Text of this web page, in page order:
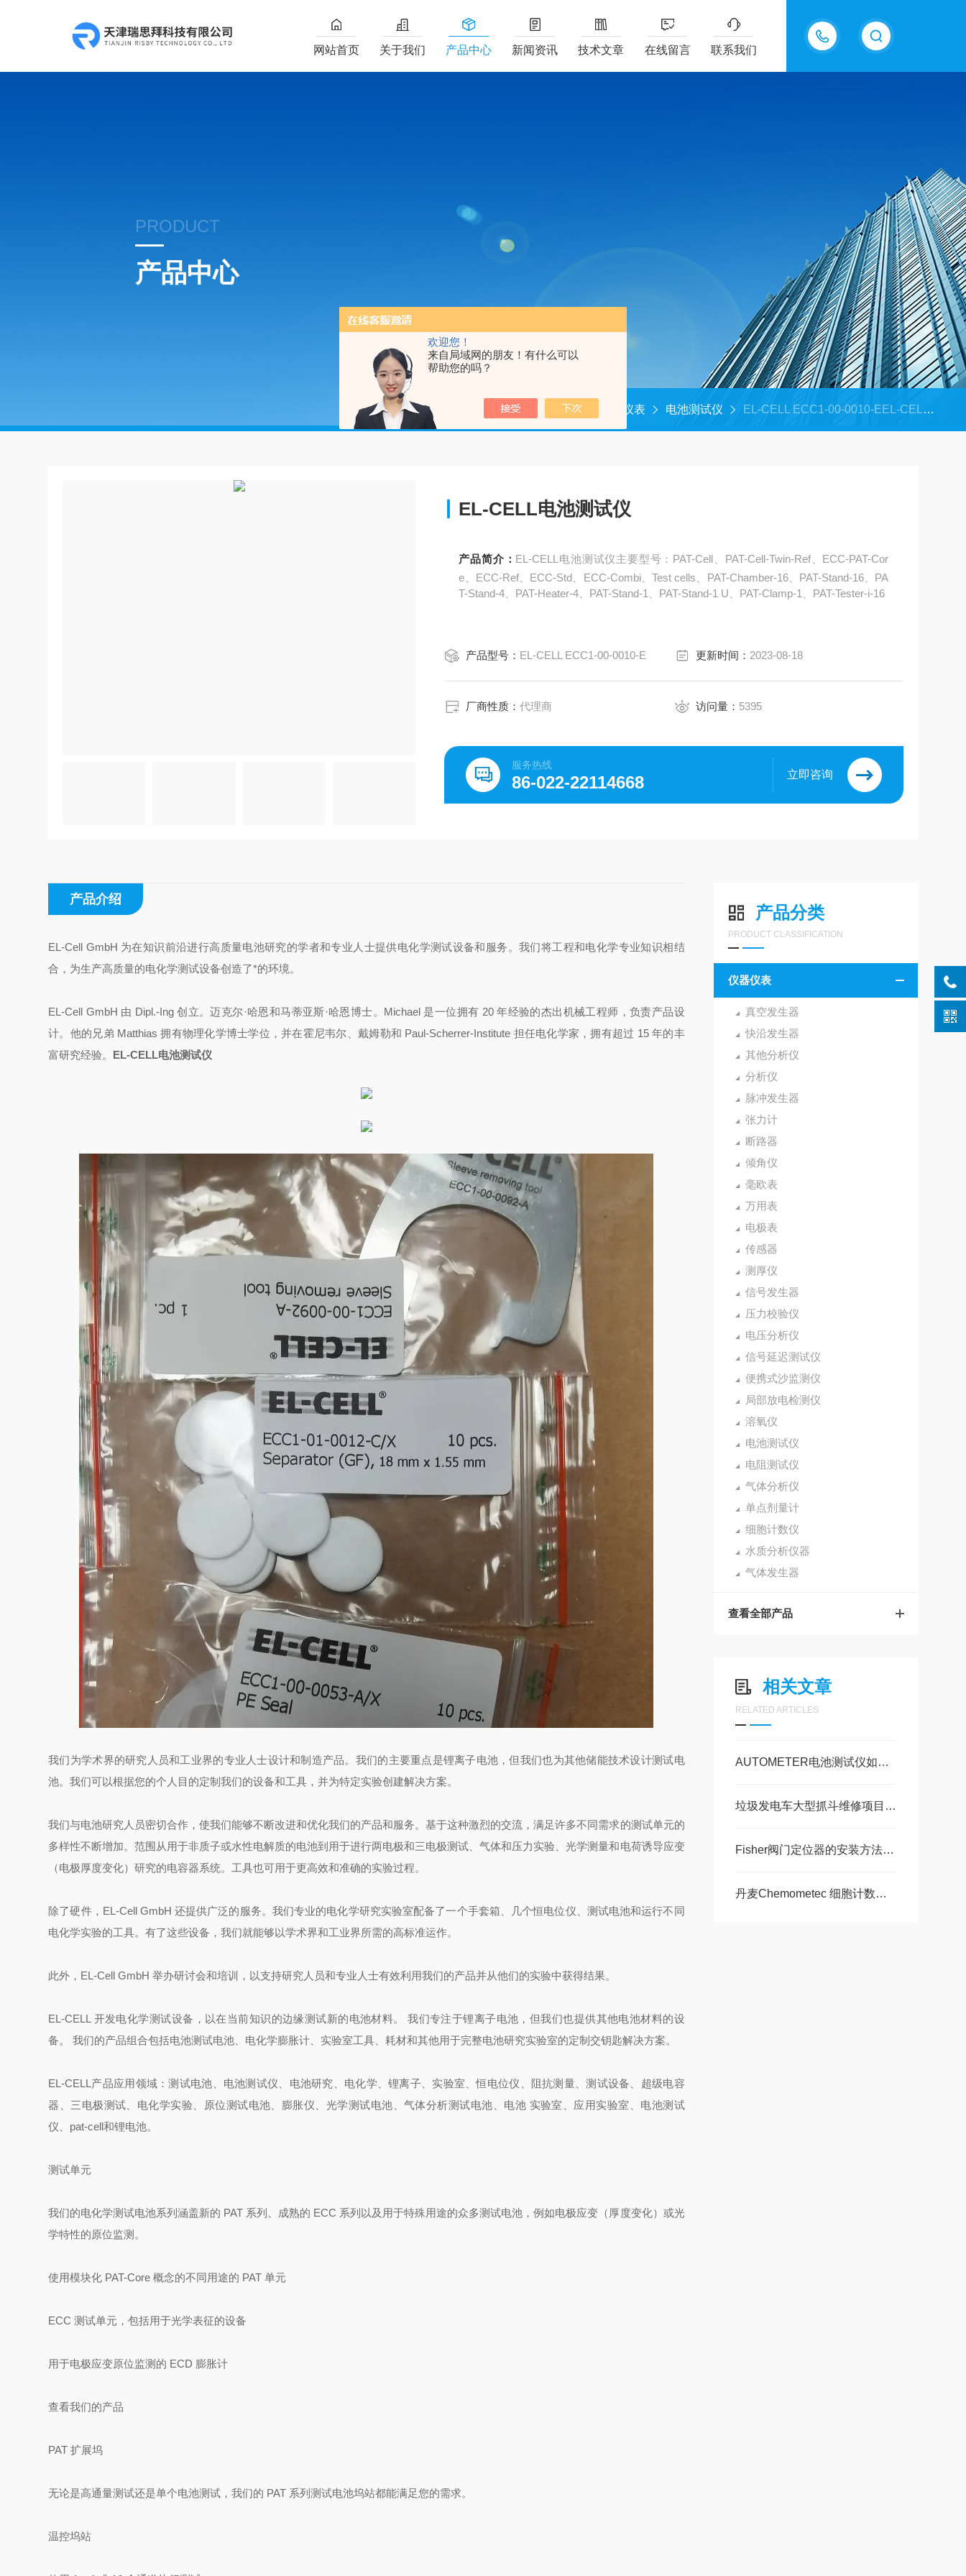
欢迎您！
来自局域网的朋友！有什么可以
帮助您的吗？
18202625585
网站首页 关于我们 产品中心 新闻资讯 技术文章 在线留言 联系我们
PRODUCT
产品中心
首页 产品中心 仪器仪表 电池测试仪 EL-CELL ECC1-00-0010-EEL-CELL电池测试仪
EL-CELL电池测试仪
产品简介： EL-CELL电池测试仪主要型号：PAT-Cell、PAT-Cell-Twin-Ref、ECC-PAT-Cor
e、ECC-Ref、ECC-Std、ECC-Combi、Test cells、PAT-Chamber-16、PAT-Stand-16、PA
T-Stand-4、PAT-Heater-4、PAT-Stand-1、PAT-Stand-1 U、PAT-Clamp-1、PAT-Tester-i-16
产品型号： EL-CELL ECC1-00-0010-E 更新时间： 2023-08-18
厂商性质：代理商 访问量： 5395
服务热线
86-022-22114668 立即咨询
产品分类
PRODUCT CLASSIFICATION
仪器仪表
真空发生器
快沿发生器
其他分析仪
分析仪
脉冲发生器
张力计
断路器
倾角仪
毫欧表
万用表
电极表
传感器
测厚仪
信号发生器
压力校验仪
电压分析仪
信号延迟测试仪
便携式沙监测仪
局部放电检测仪
溶氧仪
电池测试仪
电阻测试仪
气体分析仪
单点剂量计
细胞计数仪
水质分析仪器
气体发生器
查看全部产品
相关文章
RELATED ARTICLES
AUTOMETER电池测试仪如何测量电池的电压？
垃圾发电车大型抓斗维修项目现场视频案例
Fisher阀门定位器的安装方法是怎样的？
丹麦Chemometec 细胞计数仪的耗材在细胞计数过程中的使用
产品介绍
EL-Cell GmbH 为在知识前沿进行高质量电池研究的学者和专业人士提供电化学测试设备和服务。我们将工程和电化学专业知识相结
合，为生产高质量的电化学测试设备创造了*的环境。
EL-Cell GmbH 由 Dipl.-Ing 创立。迈克尔·哈恩和马蒂亚斯·哈恩博士。Michael 是一位拥有 20 年经验的杰出机械工程师，负责产品设
计。他的兄弟 Matthias 拥有物理化学博士学位，并在霍尼韦尔、戴姆勒和 Paul-Scherrer-Institute 担任电化学家，拥有超过 15 年的丰
富研究经验。 EL-CELL电池测试仪
我们为学术界的研究人员和工业界的专业人士设计和制造产品。我们的主要重点是锂离子电池，但我们也为其他储能技术设计测试电
池。我们可以根据您的个人目的定制我们的设备和工具，并为特定实验创建解决方案。
我们与电池研究人员密切合作，使我们能够不断改进和优化我们的产品和服务。基于这种激烈的交流，满足许多不同需求的测试单元的
多样性不断增加。范围从用于非质子或水性电解质的电池到用于进行两电极和三电极测试、气体和压力实验、光学测量和电荷诱导应变
（电极厚度变化）研究的电容器系统。工具也可用于更高效和准确的实验过程。
除了硬件，EL-Cell GmbH 还提供广泛的服务。我们专业的电化学研究实验室配备了一个手套箱、几个恒电位仪、测试电池和运行不同
电化学实验的工具。有了这些设备，我们就能够以学术界和工业界所需的高标准运作。
此外，EL-Cell GmbH 举办研讨会和培训，以支持研究人员和专业人士有效利用我们的产品并从他们的实验中获得结果。
EL-CELL 开发电化学测试设备，以在当前知识的边缘测试新的电池材料。 我们专注于锂离子电池，但我们也提供其他电池材料的设
备。 我们的产品组合包括电池测试电池、电化学膨胀计、实验室工具、耗材和其他用于完整电池研究实验室的定制交钥匙解决方案。
EL-CELL产品应用领域：测试电池、电池测试仪、电池研究、电化学、锂离子、实验室、恒电位仪、阻抗测量、测试设备、超级电容
器、三电极测试、电化学实验、原位测试电池、膨胀仪、光学测试电池、气体分析测试电池、电池 实验室、应用实验室、电池测试
仪、pat-cell和锂电池。
测试单元
我们的电化学测试电池系列涵盖新的 PAT 系列、成熟的 ECC 系列以及用于特殊用途的众多测试电池，例如电极应变（厚度变化）或光
学特性的原位监测。
使用模块化 PAT-Core 概念的不同用途的 PAT 单元
ECC 测试单元，包括用于光学表征的设备
用于电极应变原位监测的 ECD 膨胀计
查看我们的产品
PAT 扩展坞
无论是高通量测试还是单个电池测试，我们的 PAT 系列测试电池坞站都能满足您的需求。
温控坞站